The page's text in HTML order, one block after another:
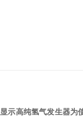
示高纯氢气发生器为